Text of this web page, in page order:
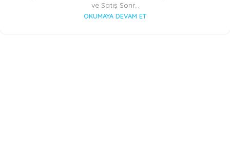
ve Satış Sonr...
OKUMAYA DEVAM ET